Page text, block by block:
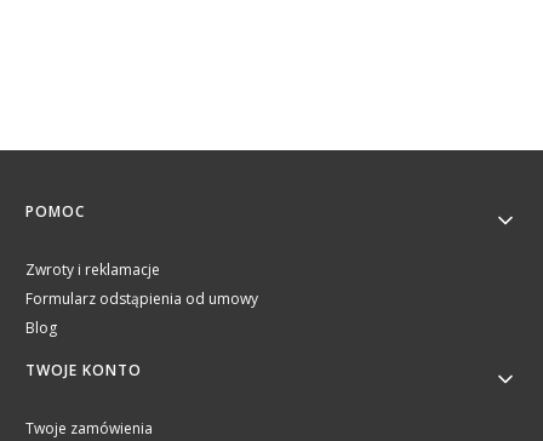
Linki w stopce
POMOC
Zwroty i reklamacje
Formularz odstąpienia od umowy
Blog
TWOJE KONTO
Twoje zamówienia